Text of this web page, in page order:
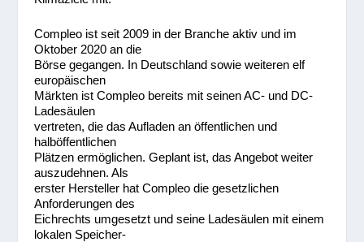
Compleo ist seit 2009 in der Branche aktiv und im
Oktober 2020 an die
Börse gegangen. In Deutschland sowie weiteren elf
europäischen
Märkten ist Compleo bereits mit seinen AC- und DC-
Ladesäulen
vertreten, die das Aufladen an öffentlichen und
halböffentlichen
Plätzen ermöglichen. Geplant ist, das Angebot weiter
auszudehnen. Als
erster Hersteller hat Compleo die gesetzlichen
Anforderungen des
Eichrechts umgesetzt und seine Ladesäulen mit einem
lokalen Speicher-